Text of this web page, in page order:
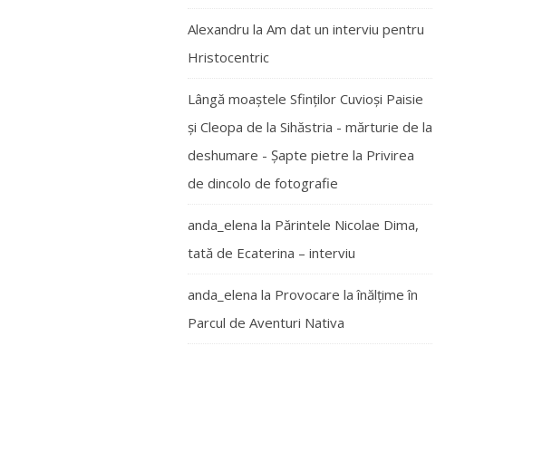
Alexandru la Am dat un interviu pentru
Hristocentric
Lângă moaștele Sfinților Cuvioși Paisie
și Cleopa de la Sihăstria - mărturie de la
deshumare - Şapte pietre la Privirea
de dincolo de fotografie
anda_elena la Părintele Nicolae Dima,
tată de Ecaterina – interviu
anda_elena la Provocare la înălțime în
Parcul de Aventuri Nativa